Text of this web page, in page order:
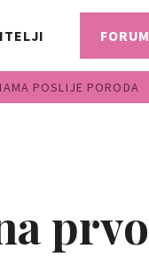
POSLIJE PORODA
FORUM
prvo